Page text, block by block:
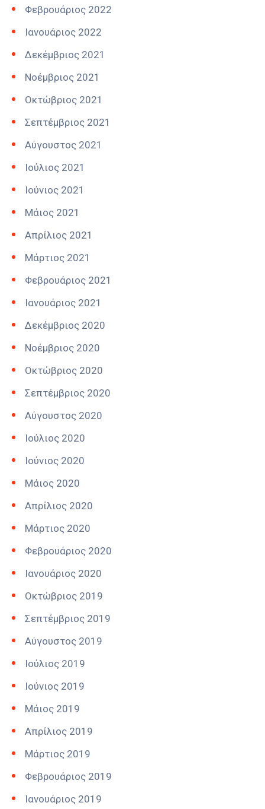
Φεβρουάριος 2022
Ιανουάριος 2022
Δεκέμβριος 2021
Νοέμβριος 2021
Οκτώβριος 2021
Σεπτέμβριος 2021
Αύγουστος 2021
Ιούλιος 2021
Ιούνιος 2021
Μάιος 2021
Απρίλιος 2021
Μάρτιος 2021
Φεβρουάριος 2021
Ιανουάριος 2021
Δεκέμβριος 2020
Νοέμβριος 2020
Οκτώβριος 2020
Σεπτέμβριος 2020
Αύγουστος 2020
Ιούλιος 2020
Ιούνιος 2020
Μάιος 2020
Απρίλιος 2020
Μάρτιος 2020
Φεβρουάριος 2020
Ιανουάριος 2020
Οκτώβριος 2019
Σεπτέμβριος 2019
Αύγουστος 2019
Ιούλιος 2019
Ιούνιος 2019
Μάιος 2019
Απρίλιος 2019
Μάρτιος 2019
Φεβρουάριος 2019
Ιανουάριος 2019